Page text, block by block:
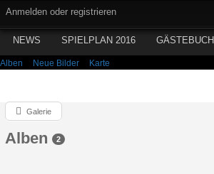
Anmelden oder registrieren
NEWS SPIELPLAN 2016 GÄSTEBUCH
Alben Neue Bilder Karte
Galerie
Alben 2